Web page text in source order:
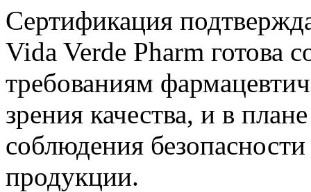
Сертификация
Vida Verde Pharm готова
требованиям
зрения качества, и в
соблюдения
продукции.